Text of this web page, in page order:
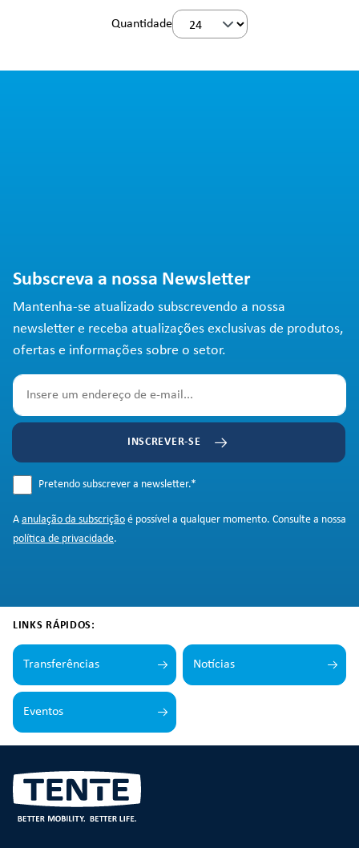
Quantidade
Subscreva a nossa Newsletter
Mantenha-se atualizado subscrevendo a nossa
newsletter e receba atualizações exclusivas de produtos,
ofertas e informações sobre o setor.
INSCREVER-SE
Pretendo subscrever a newsletter.*
A anulação da subscrição é possível a qualquer momento. Consulte a nossa
política de privacidade.
LINKS RÁPIDOS:
Transferências Notícias
Eventos